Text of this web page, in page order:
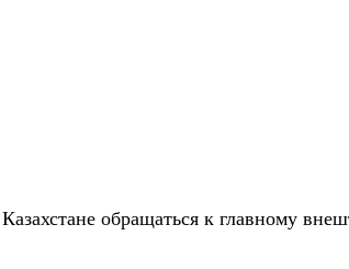
обращаться к главному